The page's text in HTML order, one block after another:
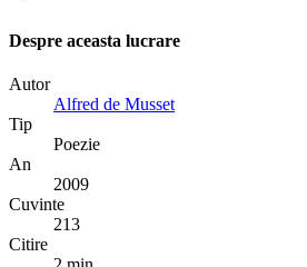
Despre aceasta lucrare
Autor
Alfred de Musset
Tip
Poezie
An
2009
Cuvinte
213
Citire